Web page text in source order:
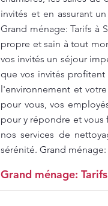
invités et en assurant
Grand ménage: Tarifs à
propre et sain à tout
vos invités un séjour
que vos invités
l'environnement et
pour vous, vos
pour y répondre et vous
nos services de
sérénité. Grand
Grand ménage: